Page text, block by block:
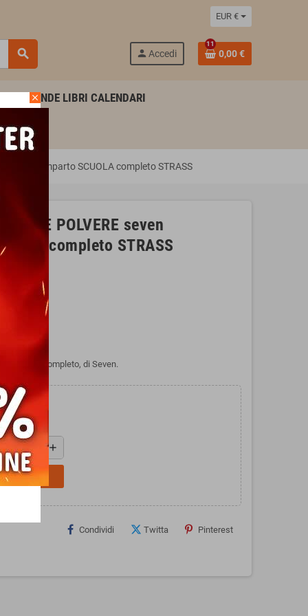
EUR €
search person Accedi
11
0,00 €
AGENDE LIBRI CALENDARI
triplo scomparto SCUOLA completo STRASS
POLVERE seven
completo STRASS
completo, di Seven.
add
Condividi Twitta Pinterest
close